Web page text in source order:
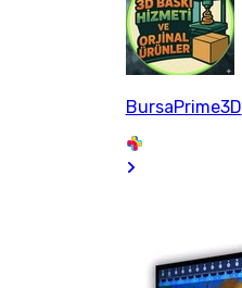
BursaPrime3D